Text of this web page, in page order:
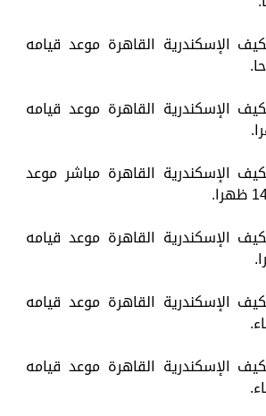
رقم 912 مكيف الإسكندرية القاهرة موعد قيامه
رقم 914 مكيف الإسكندرية القاهرة موعد قيامه
رقم 916 مكيف الإسكندرية القاهرة مباشر موعد
رقم 922 مكيف الإسكندرية القاهرة موعد قيامه
رقم 928 مكيف الإسكندرية القاهرة موعد قيامه
رقم 930 مكيف الإسكندرية القاهرة موعد قيامه